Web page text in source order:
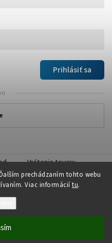
prechádzaním tohto webu
Viac informácií tu.
Prihlásiť sa
Vrátenie tovaru
práva vyhradené.